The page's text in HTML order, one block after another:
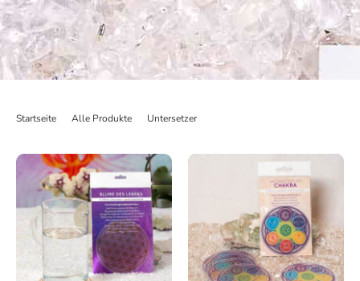
Startseite Alle Produkte Untersetzer